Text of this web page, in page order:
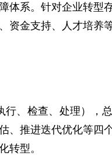
体系。针对企业转型
资金支持、人才培养
行、检查、处理），
推进迭代优化等四
转型。